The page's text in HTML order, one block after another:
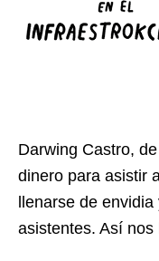
Darwing Castro,
dinero para asistir
llenarse de
asistentes. Así nos